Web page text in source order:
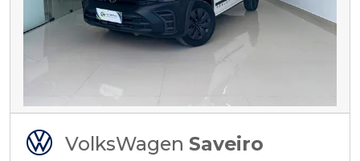
VolksWagen Saveiro